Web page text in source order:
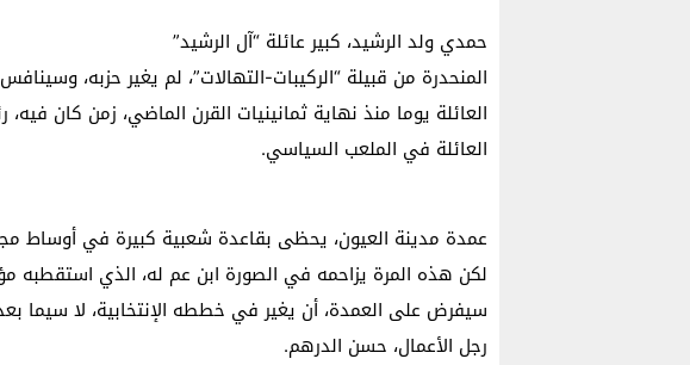
حمدي ولد الرشيد، كبير عائلة “آل الرشيد”
المنحدرة من قبيلة “الركيبات-التهالات”، لم يغير حزبه،
العائلة يوما منذ نهاية ثمانينيات القرن الماضي، زمن كان
العائلة في الملعب السياسي.
عمدة مدينة العيون، يحظى بقاعدة شعبية كبيرة في أوساط
لكن هذه المرة يزاحمه في الصورة ابن عم له، الذي استقطبه
سيفرض على العمدة، أن يغير في خططه الإنتخابية، لا سيما
رجل الأعمال، حسن الدرهم.